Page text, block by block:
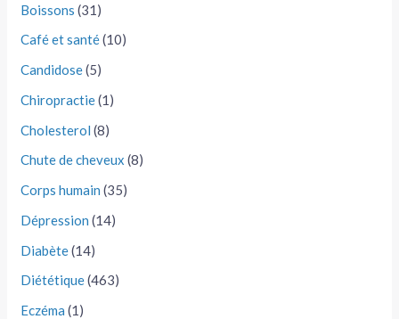
Boissons (31)
Café et santé(10)
Candidose(5)
Chiropractie(1)
Cholesterol (8)
Chute de cheveux (8)
Corps humain (35)
Dépression (14)
Diabète(14)
Diététique(463)
Eczéma (1)